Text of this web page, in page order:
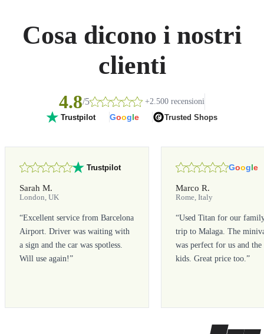
Cosa dicono i nostri
clienti
4.8/5 +2.500 recensioni
Trustpilot Google Trusted Shops
Trustpilot
Sarah M.
London, UK
“Excellent service from Barcelona
Airport. Driver was waiting with
a sign and the car was spotless.
Will use again!”
Google
Marco R.
Rome, Italy
“Used Titan for our
trip to Malaga. The
was perfect for us and the
kids. Great price too.”